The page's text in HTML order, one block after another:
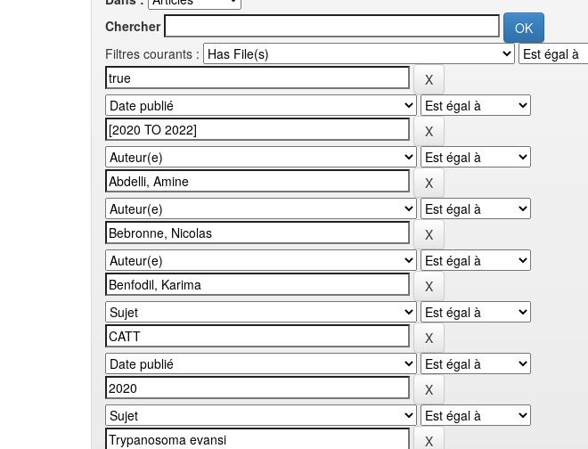
Chercher
Filtres courants :